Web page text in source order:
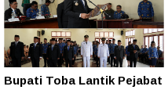
Bupati Toba Lantik Pejabat